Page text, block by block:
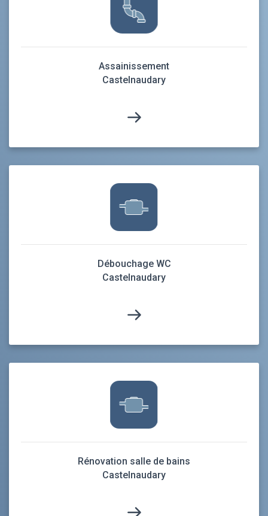
Assainissement
Castelnaudary
Débouchage WC
Castelnaudary
Rénovation salle de bains
Castelnaudary